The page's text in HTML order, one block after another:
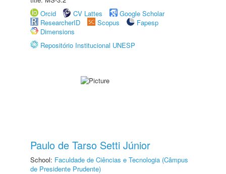
Orcid
CV Lattes
Google Scholar
ResearcherID
Scopus
Fapesp
Dimensions
Repositório Institucional UNESP
Paulo de Tarso Setti Júnior
School: Faculdade de Ciências e Tecnologia (Câmpus
de Presidente Prudente)